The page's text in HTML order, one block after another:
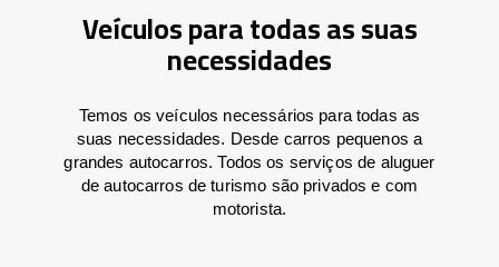
Veículos para todas as suas
necessidades
Temos os veículos necessários para todas as
suas necessidades. Desde carros pequenos a
grandes autocarros. Todos os serviços de aluguer
de autocarros de turismo são privados e com
motorista.